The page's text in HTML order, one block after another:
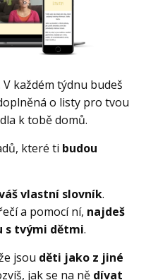
V každém týdnu budeš
o listy pro tvou
k tobě domů.
které ti budou
vlastní slovník.
a pomocí ní, najdeš
s tvými dětmi.
jsou děti jako z jiné
jak se na ně dívat